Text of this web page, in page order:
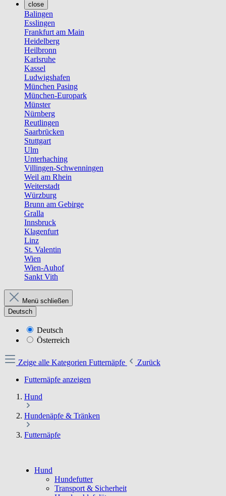
close
Balingen
Esslingen
Frankfurt am Main
Heidelberg
Heilbronn
Karlsruhe
Kassel
Ludwigshafen
München Pasing
München-Europark
Münster
Nürnberg
Reutlingen
Saarbrücken
Stuttgart
Ulm
Unterhaching
Villingen-Schwenningen
Weil am Rhein
Weiterstadt
Würzburg
Brunn am Gebirge
Gralla
Innsbruck
Klagenfurt
Linz
St. Valentin
Wien
Wien-Auhof
Sankt Vith
Menü schließen
Deutsch
Deutsch
Österreich
Zeige alle Kategorien Futternäpfe
Zurück
Futternäpfe anzeigen
Hund
Hundenäpfe & Tränken
Futternäpfe
Hund
Hundefutter
Transport & Sicherheit